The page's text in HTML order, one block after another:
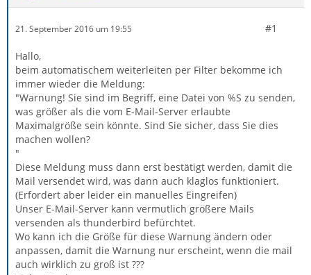
21. September 2016 um 19:55 #1
Hallo,
beim automatischem weiterleiten per Filter bekomme ich
immer wieder die Meldung:
"Warnung! Sie sind im Begriff, eine Datei von %S zu senden,
was größer als die vom E-Mail-Server erlaubte
Maximalgröße sein könnte. Sind Sie sicher, dass Sie dies
machen wollen?
"
Diese Meldung muss dann erst bestätigt werden, damit die
Mail versendet wird, was dann auch klaglos funktioniert.
(Erfordert aber leider ein manuelles Eingreifen)
Unser E-Mail-Server kann vermutlich größere Mails
versenden als thunderbird befürchtet.
Wo kann ich die Größe für diese Warnung ändern oder
anpassen, damit die Warnung nur erscheint, wenn die mail
auch wirklich zu groß ist ???